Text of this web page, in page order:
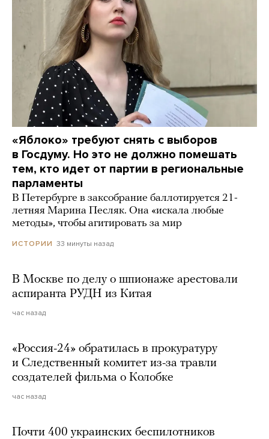
«Яблоко» требуют снять с выборов
в Госдуму. Но это не должно помешать
тем, кто идет от партии в региональные
парламенты
В Петербурге в заксобрание баллотируется 21-
летняя Марина Песляк. Она «искала любые
методы», чтобы агитировать за мир
ИСТОРИИ 33 минуты назад
В Москве по делу о шпионаже арестовали
аспиранта РУДН из Китая
час назад
«Россия-24» обратилась в прокуратуру
и Следственный комитет из-за травли
создателей фильма о Колобке
час назад
Почти 400 украинских беспилотников